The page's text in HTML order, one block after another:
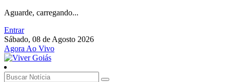
Aguarde, carregando...
Entrar
Sábado, 08 de Agosto 2026
Agora Ao Vivo